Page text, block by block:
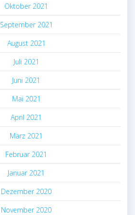
Oktober 2021
September 2021
August 2021
Juli 2021
Juni 2021
Mai 2021
April 2021
März 2021
Februar 2021
Januar 2021
Dezember 2020
November 2020